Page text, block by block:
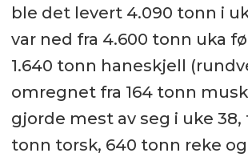
ble det levert 4.090 tonn i
var ned fra 4.600 tonn uka
1.640 tonn haneskjell
omregnet fra 164 tonn
gjorde mest av seg i uke 38,
tonn torsk, 640 tonn reke